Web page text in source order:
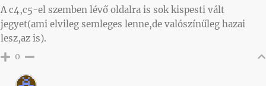
A c4,c5-el szemben lévő oldalra is sok kispesti vált
jegyet(ami elvileg semleges lenne,de valószínűleg hazai
lesz,az is).
0